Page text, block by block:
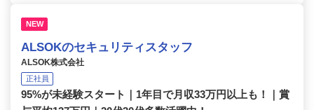
NEW
ALSOKのセキュリティスタッフ
ALSOK株式会社
正社員
95%が未経験スタート｜1年目で月収33万円以上も！｜賞